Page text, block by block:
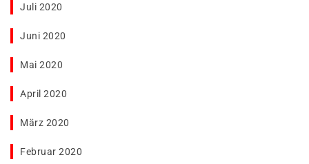
Juli 2020
Juni 2020
Mai 2020
April 2020
März 2020
Februar 2020